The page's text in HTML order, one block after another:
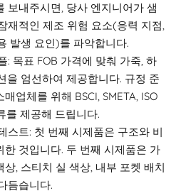
보내주시면, 당사 엔지니어가 샘
재적인 제조 위험 요소(응력 지점,
발생 요인)를 파악합니다.
: 목표 FOB 가격에 맞춰 가죽, 하
을 엄선하여 제공합니다. 규정 준
업체를 위해 BSCI, SMETA, ISO
를 제공해 드립니다.
스트: 첫 번째 시제품은 구조와 비
한 것입니다. 두 번째 시제품은 가
상, 스티치 실 색상, 내부 포켓 배치
듬습니다.